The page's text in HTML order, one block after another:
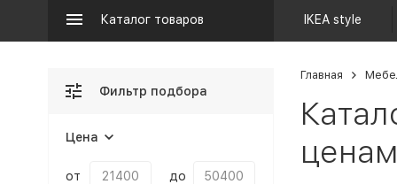
Каталог товаров IKEA style
Главная
Фильтр подбора
Цена
от до